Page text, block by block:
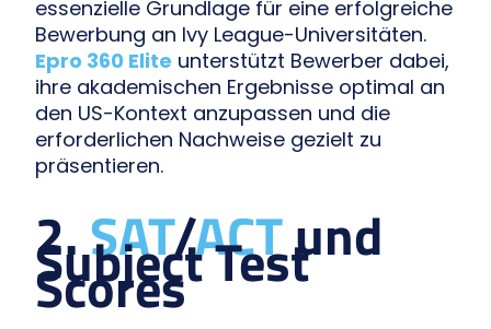
essenzielle Grundlage für eine erfolgreiche
Bewerbung an Ivy League-Universitäten.
Epro 360 Elite unterstützt Bewerber dabei,
ihre akademischen Ergebnisse optimal an
den US-Kontext anzupassen und die
erforderlichen Nachweise gezielt zu
präsentieren.
2.SAT/ACTund
Subject Test
Scores